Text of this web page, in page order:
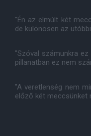
"Én az elmúlt két
de különösen az
"Szóval számunkra ez
pillanatban ez nem
"A veretlenség nem
előző két meccsünket